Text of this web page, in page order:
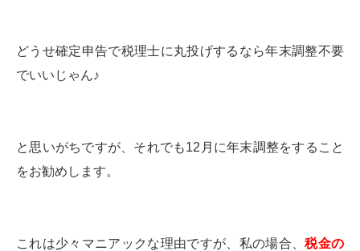
どうせ確定申告で税理士に丸投げするなら年末調整不要
でいいじゃん♪
と思いがちですが、それでも12月に年末調整をすること
をお勧めします。
これは少々マニアックな理由ですが、私の場合、税金の